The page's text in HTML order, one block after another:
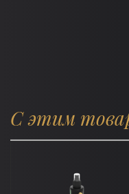
С этим